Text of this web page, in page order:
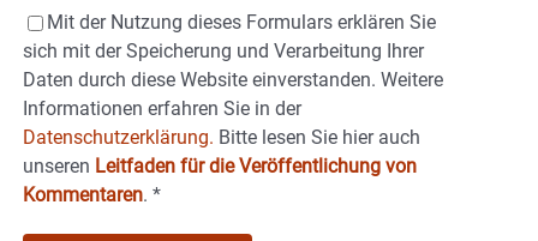
Mit der Nutzung dieses Formulars erklären Sie
sich mit der Speicherung und Verarbeitung Ihrer
Daten durch diese Website einverstanden. Weitere
Informationen erfahren Sie in der
Datenschutzerklärung. Bitte lesen Sie hier auch
unseren Leitfaden für die Veröffentlichung von
Kommentaren. *